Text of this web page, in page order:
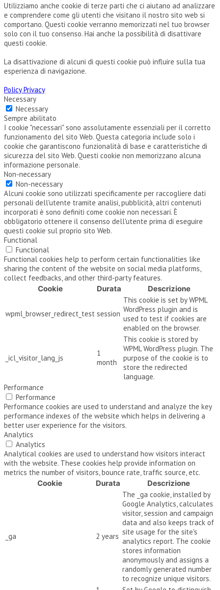
Utilizziamo anche cookie di terze parti che ci aiutano ad analizzare
e comprendere come gli utenti che visitano il nostro sito web si
comportano. Questi cookie verranno memorizzati nel tuo browser
solo con il tuo consenso. Hai anche la possibilità di disattivare
questi cookie.
La disattivazione di alcuni di questi cookie può influire sulla tua
esperienza di navigazione.
Policy Privacy
Necessary
Necessary
Sempre abilitato
I cookie "necessari" sono assolutamente essenziali per il corretto
funzionamento del sito Web. Questa categoria include solo i
cookie che garantiscono funzionalità di base e caratteristiche di
sicurezza del sito Web. Questi cookie non memorizzano alcuna
informazione personale.
Non-necessary
Non-necessary
Alcuni cookie sono utilizzati specificamente per raccogliere dati
personali dell'utente tramite analisi, pubblicità, altri contenuti
incorporati è sono definiti come cookie non necessari. È
obbligatorio ottenere il consenso dell'utente prima di eseguire
questi cookie sul proprio sito Web.
Functional
Functional
Functional cookies help to perform certain functionalities like
sharing the content of the website on social media platforms,
collect feedbacks, and other third-party features.
Cookie
Durata Descrizione
wpml_browser_redirect_test session
This cookie is set by WPML
WordPress plugin and is
used to test if cookies are
enabled on the browser.
_icl_visitor_lang_js
1
month
This cookie is stored by
WPML WordPress plugin. The
purpose of the cookie is to
store the redirected
language.
Performance
Performance
Performance cookies are used to understand and analyze the key
performance indexes of the website which helps in delivering a
better user experience for the visitors.
Analytics
Analytics
Analytical cookies are used to understand how visitors interact
with the website. These cookies help provide information on
metrics the number of visitors, bounce rate, traffic source, etc.
Cookie
Durata Descrizione
_ga 2 years
The _ga cookie, installed by
Google Analytics, calculates
visitor, session and campaign
data and also keeps track of
site usage for the site's
analytics report. The cookie
stores information
anonymously and assigns a
randomly generated number
to recognize unique visitors.